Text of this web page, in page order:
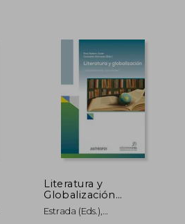
45%
Literatura y
Globalización
[Próxima Aparición]
Estrada (Eds.),